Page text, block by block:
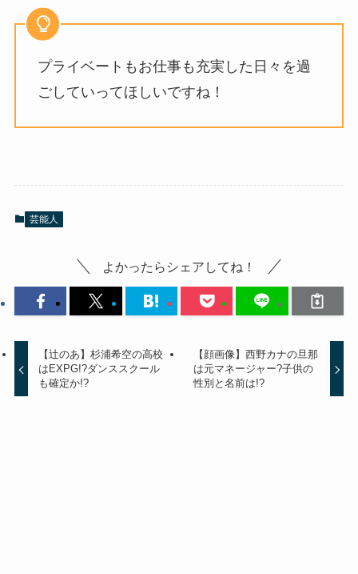
プライベートもお仕事も充実した日々を過
ごしていってほしいですね！
芸能人
よかったらシェアしてね！
【辻のあ】杉浦希空の高校
はEXPG!?ダンススクール
も確定か!?
【顔画像】西野カナの旦那
は元マネージャー?子供の
性別と名前は!?